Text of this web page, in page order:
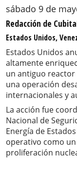
sábado 9 de
Redacción de
Estados Unidos,
Estados Unidos
altamente
un antiguo reactor
una operación
internacionales y
La acción fue
Nacional de
Energía de
operativo como
proliferación